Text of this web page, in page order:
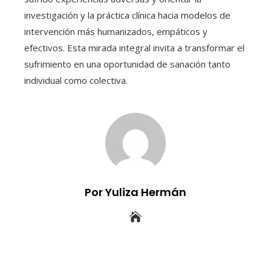
investigación y la práctica clínica hacia modelos de
intervención más humanizados, empáticos y
efectivos. Esta mirada integral invita a transformar el
sufrimiento en una oportunidad de sanación tanto
individual como colectiva.
Por Yuliza Hermán